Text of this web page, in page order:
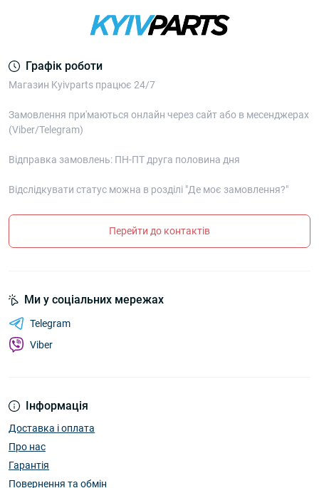
Графік роботи
Магазин Kyivparts працює 24/7
Замовлення при'маються онлайн через сайт або в месенджерах
(Viber/Telegram)
Відправка замовлень: ПН-ПТ друга половина дня
Відслідкувати статус можна в розділі "Де моє замовлення?"
Перейти до контактів
Інформація
Доставка і оплата
Про нас
Гарантія
Повернення та обмін
Ми у соціальних мережах
Telegram
Viber